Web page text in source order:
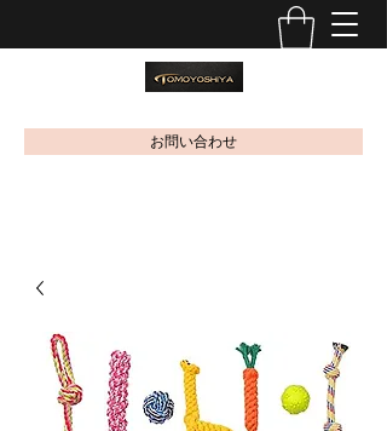
お問い合わせ